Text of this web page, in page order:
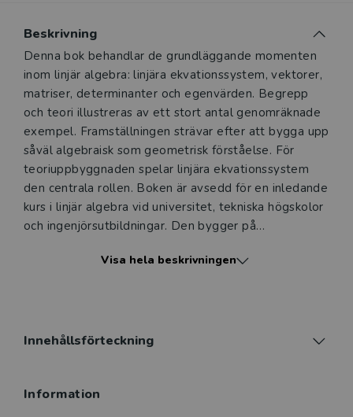
Beskrivning
Beskrivning
Denna bok behandlar de grundläggande momenten
inom linjär algebra: linjära ekvationssystem, vektorer,
matriser, determinanter och egenvärden. Begrepp
och teori illustreras av ett stort antal genomräknade
exempel. Framställningen strävar efter att bygga upp
såväl algebraisk som geometrisk förståelse. För
teoriuppbyggnaden spelar linjära ekvationssystem
den centrala rollen. Boken är avsedd för en inledande
kurs i linjär algebra vid universitet, tekniska högskolor
och ingenjörsutbildningar. Den bygger på
tekniska grenar Övningsbok: Övningar i Linjär algebra
Visa hela beskrivningen
Innehållsförteckning
Information